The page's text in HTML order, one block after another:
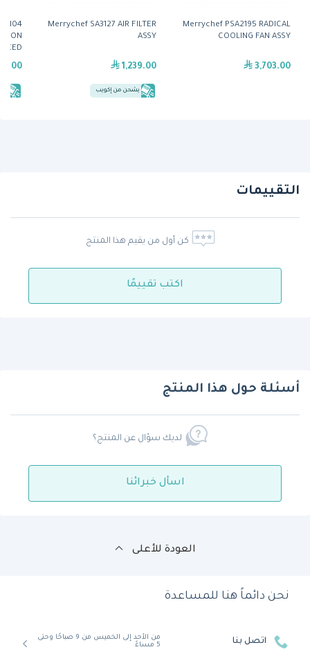
Merrychef PSA2195 RADICAL
COOLING FAN ASSY
3,703.00
Merrychef SA3127 AIR FILTER
ASSY
1,239.00
يشحن من إكويب
التقييمات
كن أول من يقيم هذا المنتج
اكتب تقييمًا
أسئلة حول هذا المنتج
لديك سؤال عن المنتج؟
اسأل خبرائنا
العودة للأعلى
نحن دائماً هنا للمساعدة
اتصل بنا
من الأحد إلى الخميس من 9 صباحًا وحتى
5 مساءً